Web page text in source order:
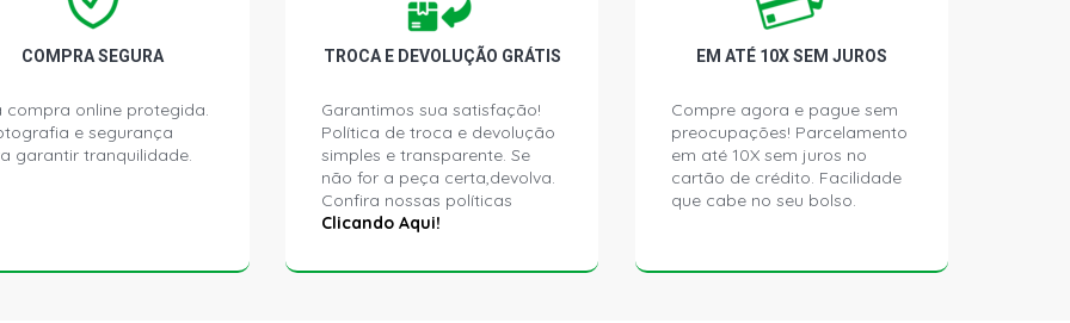
C5 TOURER SW 2.0 16V EW10A GASOLINA (2008 -
2012)
307 CC CONVERSIVEL 2.0 16V GASOLINA (2006 -
2008)
COMPRA SEGURA
compra online protegida.
e segurança
garantir tranquilidade.
TROCA E DEVOLUÇÃO GRÁTIS
Garantimos sua satisfação!
Política de troca e devolução
simples e transparente. Se
não for a peça certa,devolva.
Confira nossas políticas
Clicando Aqui!
EM ATÉ 10X SEM JUROS
Compre agora e pague sem
preocupações! Parcelamento
em até 10X sem juros no
cartão de crédito. Facilidade
que cabe no seu bolso.